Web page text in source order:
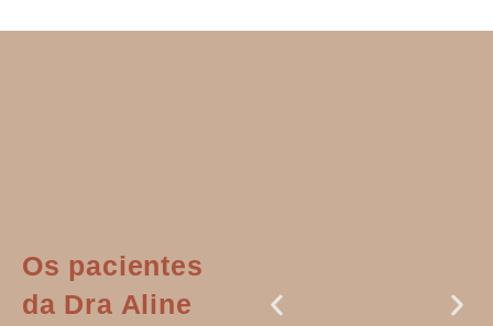
Os pacientes
da Dra Aline